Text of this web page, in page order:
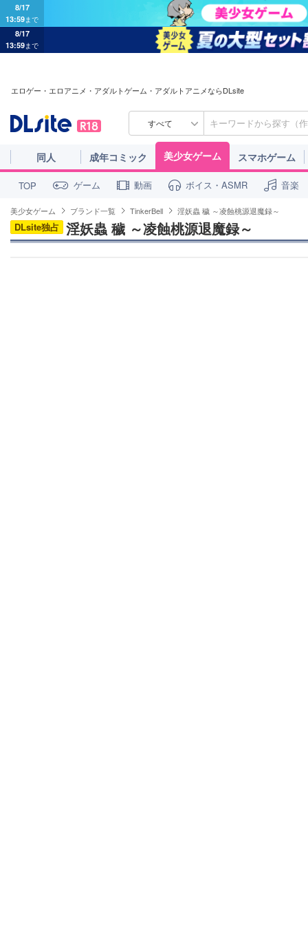
8/17
13:59まで
8/17
13:59まで
エロゲー・エロアニメ・アダルトゲーム・アダルトアニメならDLsite
すべて
同人 成年コミック 美少女ゲーム スマホゲーム
TOP ゲーム 動画 ボイス・ASMR 音楽
美少女ゲーム ブランド一覧 TinkerBell 淫妖蟲 穢 ～凌蝕桃源退魔録～
DLsite独占 淫妖蟲 穢 ～凌蝕桃源退魔録～